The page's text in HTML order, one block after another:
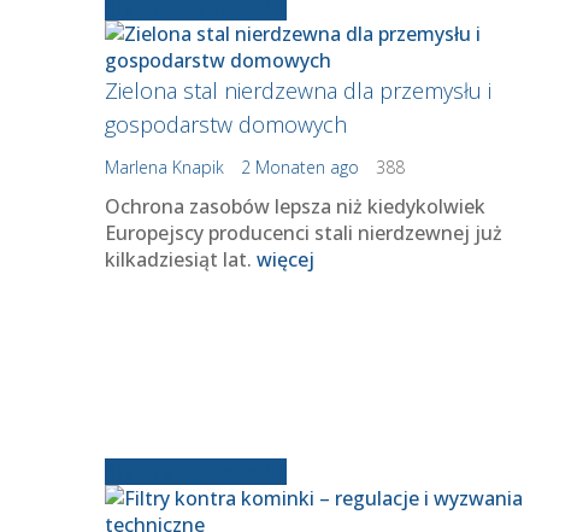
Zielona stal nierdzewna dla przemysłu i
gospodarstw domowych
Marlena Knapik 2 Monaten ago 388
Ochrona zasobów lepsza niż kiedykolwiek
Europejscy producenci stali nierdzewnej już
kilkadziesiąt lat. więcej